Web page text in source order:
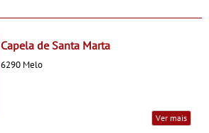
Capela de Santa Marta
6290 Melo
Ver mais